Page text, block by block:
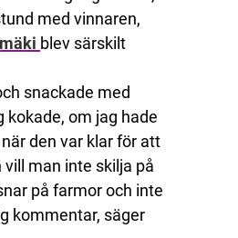
med vinnaren,
blev särskilt
snackade med
kokade, om jag hade
den var klar för att
man inte skilja på
på farmor och inte
kommentar, säger